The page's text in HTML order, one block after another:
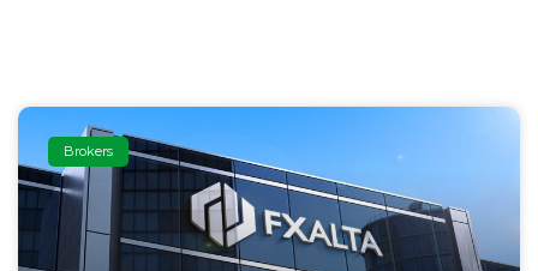
Brokers